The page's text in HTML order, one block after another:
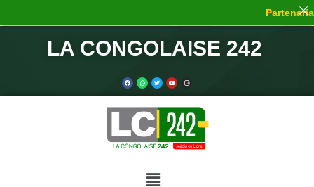
LA CONGOLAISE 242